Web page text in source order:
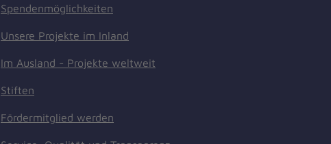
Spendenmöglichkeiten
Unsere Projekte im Inland
Im Ausland - Projekte weltweit
Stiften
Fördermitglied werden